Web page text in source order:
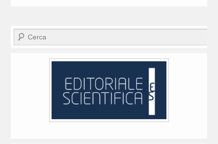
Cerca